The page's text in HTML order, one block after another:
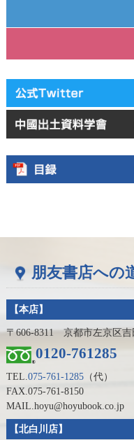
朋友書店への
【本店】
〒606-8311 京都市左京区吉
0120-761285
TEL.075-761-1285（代）
FAX.075-761-8150
MAIL.hoyu@hoyubook.co.jp
【北白川店】